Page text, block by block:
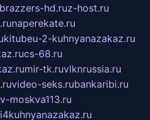
brazzers-hd.ruz-host.ru
naperekate.ru
kitubeu-2-kuhnyanazakaz.ru
cs-68.ru
mir-tk.ruvlknrussia.ru
video-seks.rubankaribi.ru
moskva113.ru